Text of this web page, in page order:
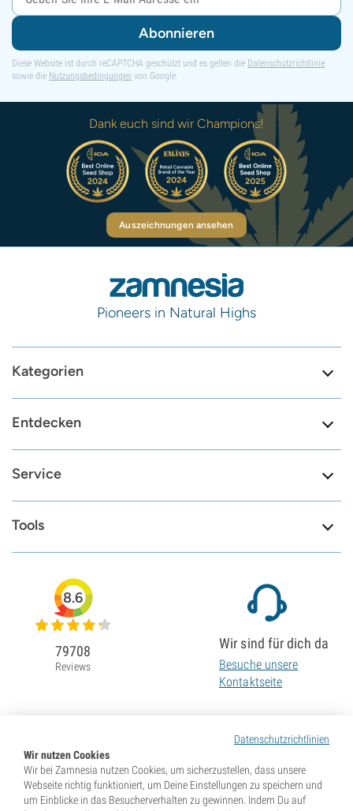
Abonnieren
Diese Website ist durch reCAPTCHA geschützt und es gelten die Datenschutzrichtlinie
sowie die Nutzungsbedingungen von Google.
Dank euch sind wir Champions!
Auszeichnungen ansehen
Pioneers in Natural Highs
Kategorien
Entdecken
Service
Tools
Datenschutzrichtlinien
Wir nutzen Cookies
Wir bei Zamnesia nutzen Cookies, um sicherzustellen, dass unsere
Webseite richtig funktioniert, um Deine Einstellungen zu speichern und
um Einblicke in das Besucherverhalten zu gewinnen. Indem Du auf
8.6
79708
Reviews
Wir sind für dich da
Besuche unsere
Kontaktseite